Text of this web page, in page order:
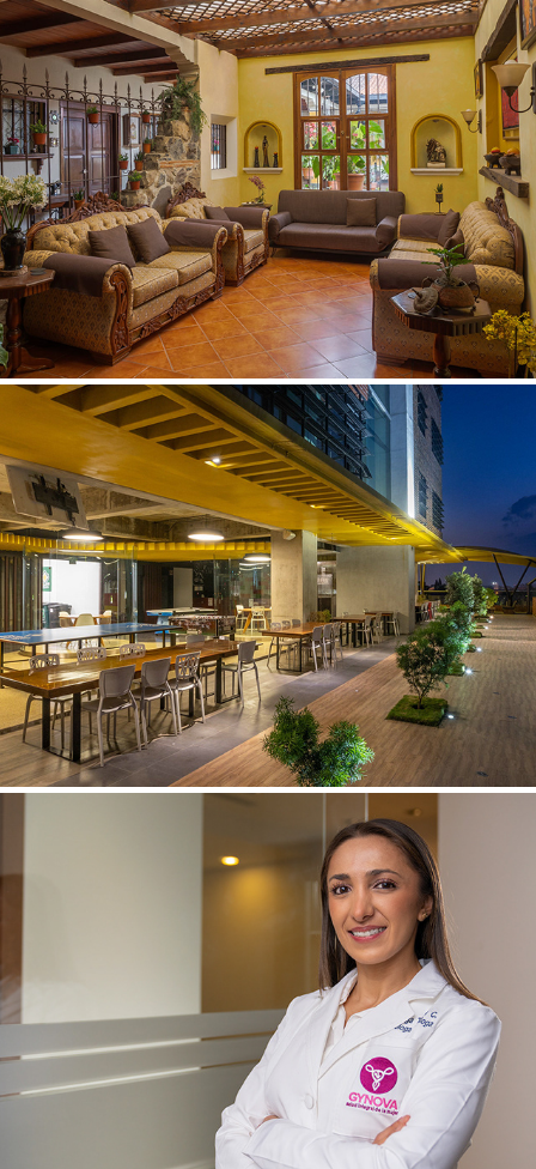
CASA CONY
DISTRITO MIRAFLORES
GYNOVA - SALUD INTEGRAL